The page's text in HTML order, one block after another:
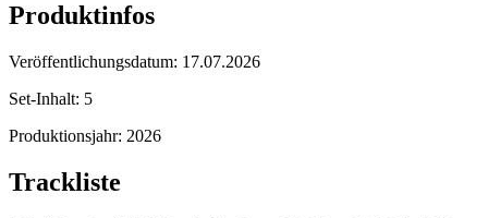
Produktinfos
Veröffentlichungsdatum: 17.07.2026
Set-Inhalt: 5
Produktionsjahr: 2026
Trackliste